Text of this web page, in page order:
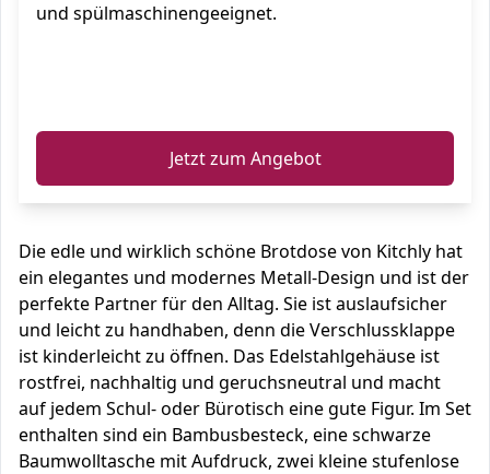
und spülmaschinengeeignet.
Jetzt zum Angebot
Die edle und wirklich schöne Brotdose von Kitchly hat
ein elegantes und modernes Metall-Design und ist der
perfekte Partner für den Alltag. Sie ist auslaufsicher
und leicht zu handhaben, denn die Verschlussklappe
ist kinderleicht zu öffnen. Das Edelstahlgehäuse ist
rostfrei, nachhaltig und geruchsneutral und macht
auf jedem Schul- oder Bürotisch eine gute Figur. Im Set
enthalten sind ein Bambusbesteck, eine schwarze
Baumwolltasche mit Aufdruck, zwei kleine stufenlose